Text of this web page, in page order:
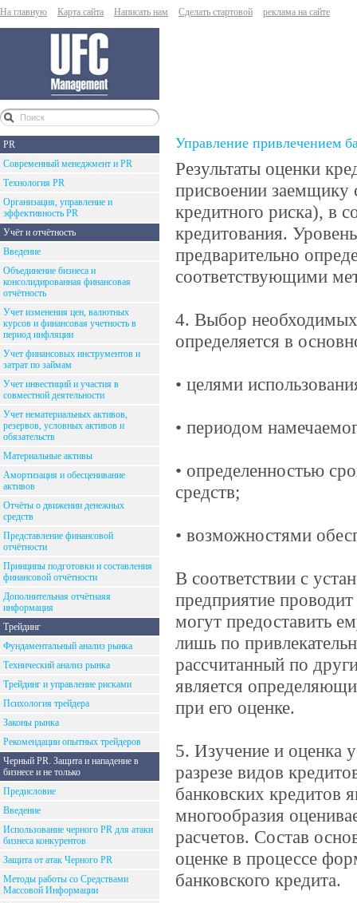
На главную Карта сайта Написать нам Сделать стартовой реклама на сайте
PR
Современный менеджмент и PR
Технология PR
Организация, управление и
эффективность PR
Учёт и отчётность
Введение
Объединение бизнеса и
консолидированная финансовая
отчётность
Учет изменения цен, валютных
курсов и финансовая учетность в
период инфляции
Учет финансовых инструментов и
затрат по займам
Учет инвестиций и участия в
совместной деятельности
Учет нематериальных активов,
резервов, условных активов и
обязательств
Материальные активы
Амортизация и обесценивание
активов
Отчёты о движении денежных
средств
Представление финансовой
отчётности
Принципы подготовки и составления
финансовой отчётности
Дополнительная отчётнаяя
информация
Трейдинг
Фундаментальный анализ рынка
Технический анализ рынка
Трейдинг и управление рисками
Психология трейдера
Законы рынка
Рекомендации опытных трейдеров
Черный PR. Защита и нападение в
бизнесе и не только
Предисловие
Введение
Использование черного PR для атаки
бизнеса конкурентов
Защита от атак Черного PR
Методы работы со Средствами
Массовой Информации
Управление привлечением
Результаты оценки
присвоении заемщику
кредитного риска), в
кредитования.
предварительно
соответствующими
4. Выбор необходимых
определяется в
• целями
• периодом
• определенностью
средств;
• возможностями
В соответствии с
предприятие
могут предоставить
лишь по
рассчитанный по
является
при его оценке.
5. Изучение и оценка
разрезе видов
банковских кредитов
многообразия
расчетов. Состав
оценке в процессе
банковского кредита.